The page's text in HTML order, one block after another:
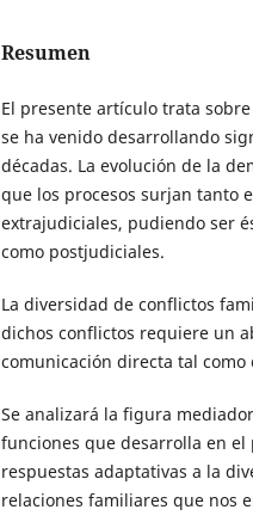
Resumen
El presente artículo trata
se ha venido desarrollando
décadas. La evolución de la
que los procesos surjan tanto
extrajudiciales, pudiendo ser
como postjudiciales.
La diversidad de conflictos
dichos conflictos requiere un
comunicación directa tal
Se analizará la figura
funciones que desarrolla en
respuestas adaptativas a la
relaciones familiares que nos